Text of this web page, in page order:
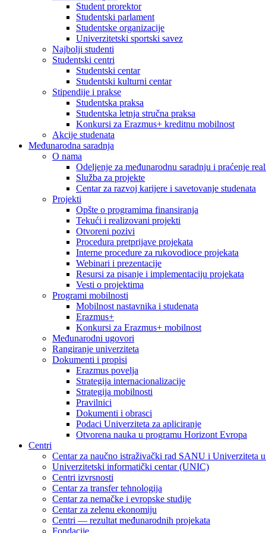
Student prorektor
Studentski parlament
Studentske organizacije
Univerzitetski sportski savez
Najbolji studenti
Studentski centri
Studentski centar
Studentski kulturni centar
Stipendije i prakse
Studentska praksa
Studentska letnja stručna praksa
Konkursi za Erazmus+ kreditnu mobilnost
Akcije studenata
Međunarodna saradnja
O nama
Odeljenje za međunarodnu saradnju i praćenje
Služba za projekte
Centar za razvoj karijere i savetovanje studenata
Projekti
Opšte o programima finansiranja
Tekući i realizovani projekti
Otvoreni pozivi
Procedura pretprijave projekata
Interne procedure za rukovodioce projekata
Webinari i prezentacije
Resursi za pisanje i implementaciju projekata
Vesti o projektima
Programi mobilnosti
Mobilnost nastavnika i studenata
Erazmus+
Konkursi za Erazmus+ mobilnost
Međunarodni ugovori
Rangiranje univerziteta
Dokumenti i propisi
Erazmus povelja
Strategija internacionalizacije
Strategija mobilnosti
Pravilnici
Dokumenti i obrasci
Podaci Univerziteta za apliciranje
Otvorena nauka u programu Horizont Evropa
Centri
Centar za naučno istraživački rad SANU i Univerziteta
Univerzitetski informatički centar (UNIC)
Centri izvrsnosti
Centar za transfer tehnologija
Centar za nemačke i evropske studije
Centar za zelenu ekonomiju
Centri — rezultat međunarodnih projekata
Fondacije